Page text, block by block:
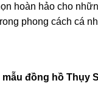
hoàn hảo cho
phong cách cá
đồng hồ Thụy